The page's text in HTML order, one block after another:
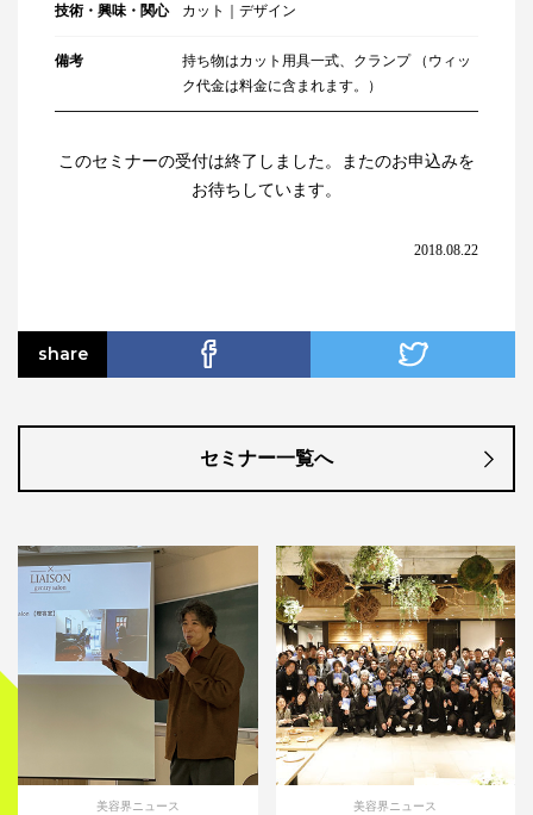
技術・興味・関心 カット｜デザイン
備考
持ち物はカット用具一式、クランプ （ウィッ
ク代金は料金に含まれます。）
このセミナーの受付は終了しました。またのお申込みを
お待ちしています。
2018.08.22
share
セミナー一覧へ
美容界ニュース 美容界ニュース